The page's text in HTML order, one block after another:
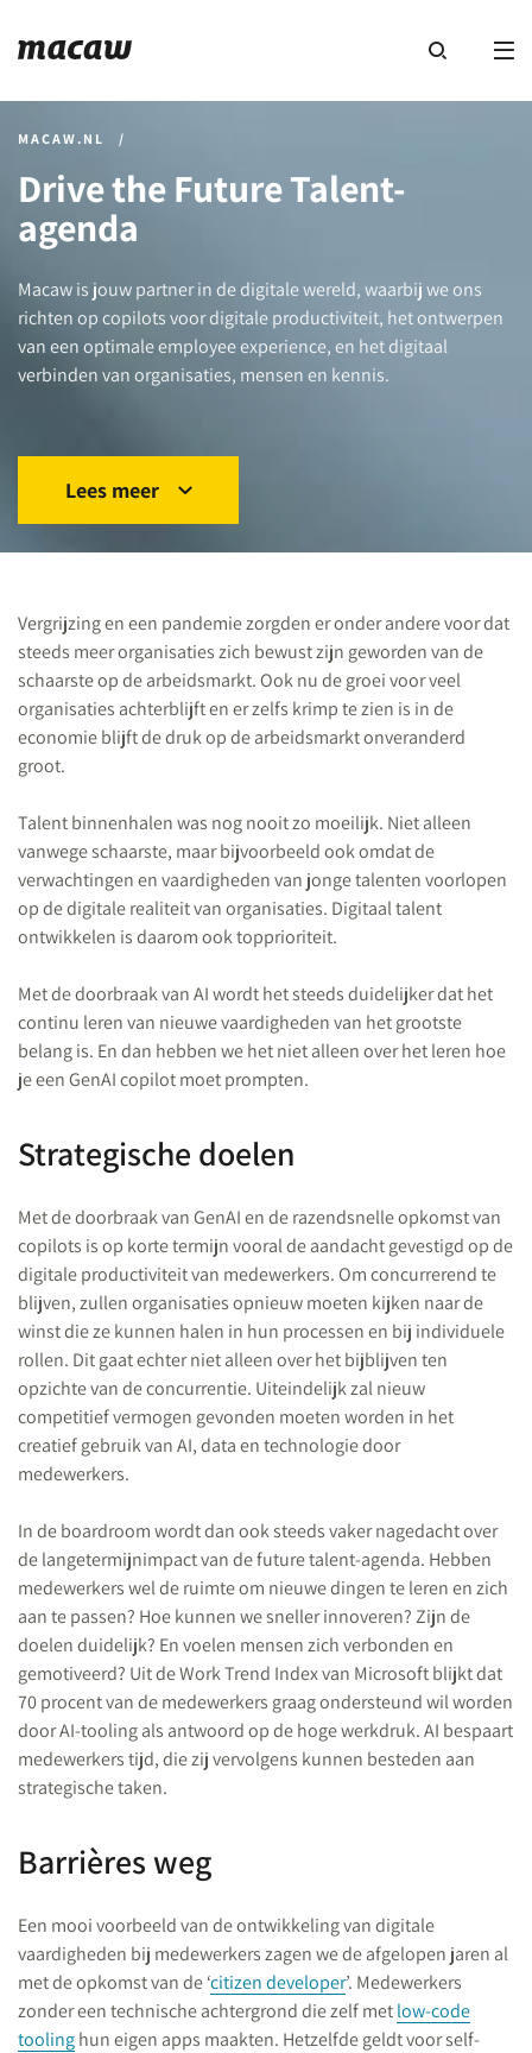
MACAW.NL /
Drive the Future Talent-
agenda
Macaw is jouw partner in de digitale wereld, waarbij we ons
richten op copilots voor digitale productiviteit, het ontwerpen
van een optimale employee experience, en het digitaal
verbinden van organisaties, mensen en kennis.
Lees meer
Vergrijzing en een pandemie zorgden er onder andere voor dat
steeds meer organisaties zich bewust zijn geworden van de
schaarste op de arbeidsmarkt. Ook nu de groei voor veel
organisaties achterblijft en er zelfs krimp te zien is in de
economie blijft de druk op de arbeidsmarkt onveranderd
groot.
Talent binnenhalen was nog nooit zo moeilijk. Niet alleen
vanwege schaarste, maar bijvoorbeeld ook omdat de
verwachtingen en vaardigheden van jonge talenten voorlopen
op de digitale realiteit van organisaties. Digitaal talent
ontwikkelen is daarom ook topprioriteit.
Met de doorbraak van AI wordt het steeds duidelijker dat het
continu leren van nieuwe vaardigheden van het grootste
belang is. En dan hebben we het niet alleen over het leren hoe
je een GenAI copilot moet prompten.
Strategische doelen
Met de doorbraak van GenAI en de razendsnelle opkomst van
copilots is op korte termijn vooral de aandacht gevestigd op de
digitale productiviteit van medewerkers. Om concurrerend te
blijven, zullen organisaties opnieuw moeten kijken naar de
winst die ze kunnen halen in hun processen en bij individuele
rollen. Dit gaat echter niet alleen over het bijblijven ten
opzichte van de concurrentie. Uiteindelijk zal nieuw
competitief vermogen gevonden moeten worden in het
creatief gebruik van AI, data en technologie door
medewerkers.
In de boardroom wordt dan ook steeds vaker nagedacht over
de langetermijnimpact van de future talent-agenda. Hebben
medewerkers wel de ruimte om nieuwe dingen te leren en zich
aan te passen? Hoe kunnen we sneller innoveren? Zijn de
doelen duidelijk? En voelen mensen zich verbonden en
gemotiveerd? Uit de Work Trend Index van Microsoft blijkt dat
70 procent van de medewerkers graag ondersteund wil worden
door AI-tooling als antwoord op de hoge werkdruk. AI bespaart
medewerkers tijd, die zij vervolgens kunnen besteden aan
strategische taken.
Barrières weg
Een mooi voorbeeld van de ontwikkeling van digitale
vaardigheden bij medewerkers zagen we de afgelopen jaren al
met de opkomst van de ‘citizen developer’. Medewerkers
zonder een technische achtergrond die zelf metlow-code
toolinghun eigen apps maakten. Hetzelfde geldt voor self-